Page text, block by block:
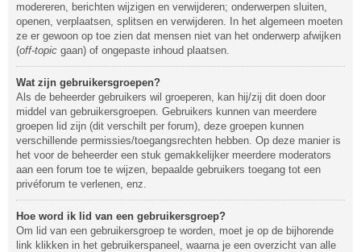
modereren, berichten wijzigen en verwijderen; onderwerpen sluiten,
openen, verplaatsen, splitsen en verwijderen. In het algemeen moeten
ze er gewoon op toe zien dat mensen niet van het onderwerp afwijken
(off-topic gaan) of ongepaste inhoud plaatsen.
Wat zijn gebruikersgroepen?
Als de beheerder gebruikers wil groeperen, kan hij/zij dit doen door
middel van gebruikersgroepen. Gebruikers kunnen van meerdere
groepen lid zijn (dit verschilt per forum), deze groepen kunnen
verschillende permissies/toegangsrechten hebben. Op deze manier is
het voor de beheerder een stuk gemakkelijker meerdere moderators
aan een forum toe te wijzen, bepaalde gebruikers toegang tot een
privéforum te verlenen, enz.
Hoe word ik lid van een gebruikersgroep?
Om lid van een gebruikersgroep te worden, moet je op de bijhorende
link klikken in het gebruikerspaneel, waarna je een overzicht van alle